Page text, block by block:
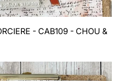
- CAB109 - CHOU &